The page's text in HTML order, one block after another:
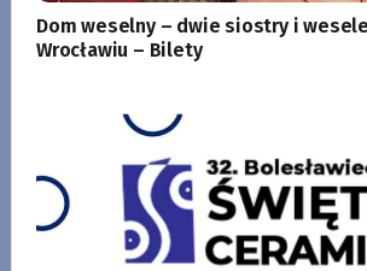
Dom weselny – dwie siostry i
Wrocławiu – Bilety